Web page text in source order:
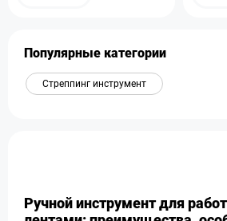
Популярные категории
Стреппинг инструмент
Ручной инструмент для